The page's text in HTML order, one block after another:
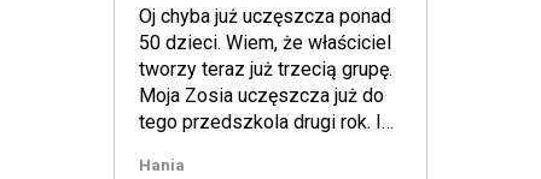
Oj chyba już uczęszcza ponad
50 dzieci. Wiem, że właściciel
tworzy teraz już trzecią grupę.
Moja Zosia uczęszcza już do
tego przedszkola drugi rok. I
Hania